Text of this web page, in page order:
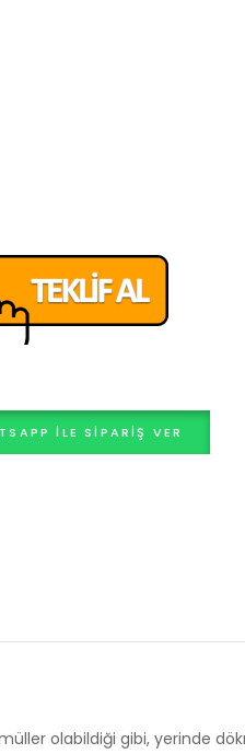
ILE SIPARIŞ VER
olabildiği gibi, yerinde